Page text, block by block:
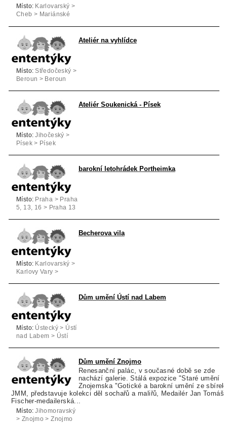
Místo: Karlovarský >
Cheb > Mariánské
Ateliér na vyhlídce
Místo: Středočeský >
Beroun > Beroun
Ateliér Soukenická - Písek
Místo: Jihočeský >
Písek > Písek
barokní letohrádek Portheimka
Místo: Praha > Praha
5, 13, 16 > Praha 13
Becherova vila
Místo: Karlovarský >
Karlovy Vary >
Dům umění Ústí nad Labem
Místo: Ústecký > Ústí
nad Labem > Ústí
Dům umění Znojmo
Renesanční palác, v současné době se zde
nachází galerie. Stálá expozice "Staré umění
Znojemska "Gotické a barokní umění ze sbírek
JMM, představuje kolekci děl sochařů a maliřů, Medailér Jan Tomáš
Fischer-medailerská...
Místo: Jihomoravský
> Znojmo > Znojmo